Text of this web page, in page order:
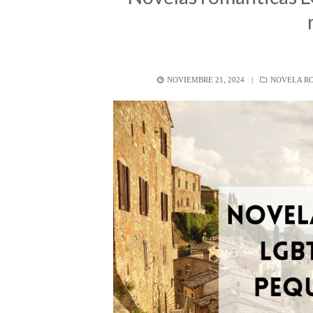
POSTED
NOVIEMBRE 21, 2024 NOVELA